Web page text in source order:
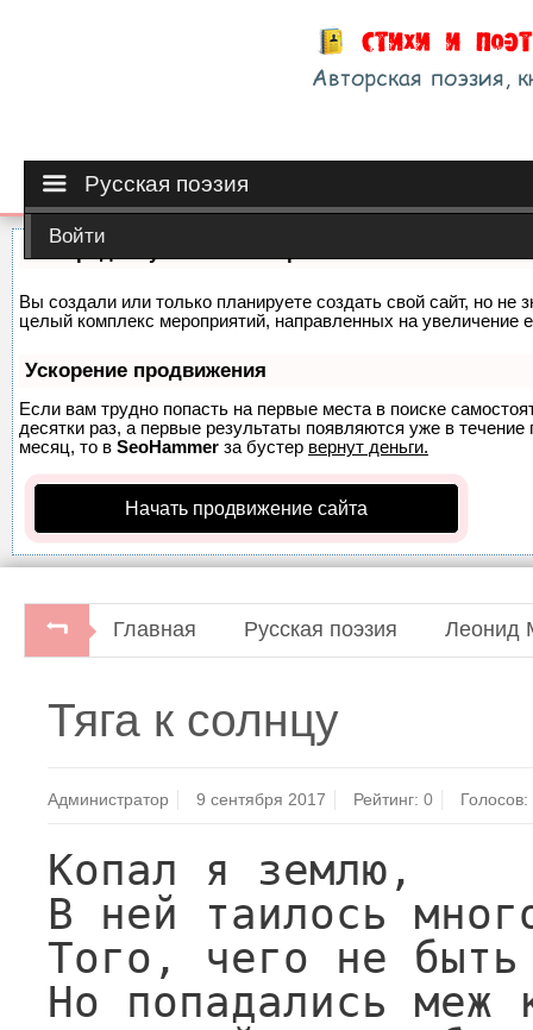
Русская поэзия
Войти
Вы создали или только планируете создать свой сайт, но не
целый комплекс мероприятий, направленных на увеличение
Ускорение продвижения
Если вам трудно попасть на первые места в поиске
десятки раз, а первые результаты появляются уже в
месяц, то в SeoHammer за бустер вернут деньги.
Начать продвижение сайта
Главная Русская поэзия Леонид
Тяга к солнцу
Администратор 9 сентября 2017 Рейтинг:0 Голосов:
Копал я землю,
В ней таилось
Того, чего не
Но попадались меж